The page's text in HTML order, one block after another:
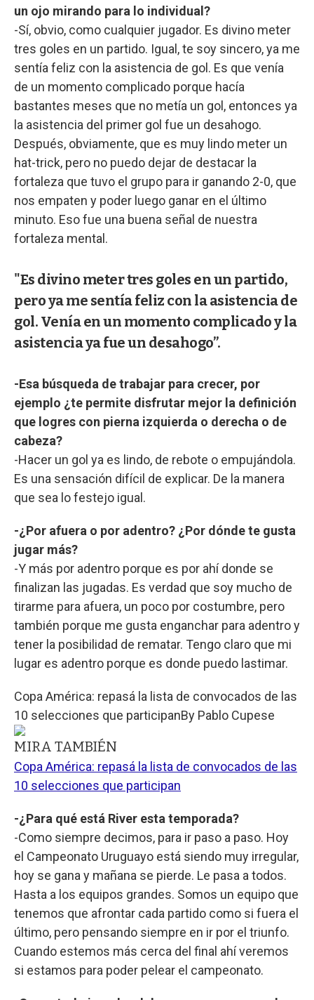
un ojo mirando para lo individual?
-Sí, obvio, como cualquier jugador. Es divino meter
tres goles en un partido. Igual, te soy sincero, ya me
sentía feliz con la asistencia de gol. Es que venía
de un momento complicado porque hacía
bastantes meses que no metía un gol, entonces ya
la asistencia del primer gol fue un desahogo.
Después, obviamente, que es muy lindo meter un
hat-trick, pero no puedo dejar de destacar la
fortaleza que tuvo el grupo para ir ganando 2-0, que
nos empaten y poder luego ganar en el último
minuto. Eso fue una buena señal de nuestra
fortaleza mental.
"Es divino meter tres goles en un partido,
pero ya me sentía feliz con la asistencia de
gol. Venía en un momento complicado y la
asistencia ya fue un desahogo”.
-Esa búsqueda de trabajar para crecer, por
ejemplo ¿te permite disfrutar mejor la definición
que logres con pierna izquierda o derecha o de
cabeza?
-Hacer un gol ya es lindo, de rebote o empujándola.
Es una sensación difícil de explicar. De la manera
que sea lo festejo igual.
-¿Por afuera o por adentro? ¿Por dónde te gusta
jugar más?
-Y más por adentro porque es por ahí donde se
finalizan las jugadas. Es verdad que soy mucho de
tirarme para afuera, un poco por costumbre, pero
también porque me gusta enganchar para adentro y
tener la posibilidad de rematar. Tengo claro que mi
lugar es adentro porque es donde puedo lastimar.
Copa América: repasá la lista de convocados de las
10 selecciones que participanBy Pablo Cupese
MIRA TAMBIÉN
Copa América: repasá la lista de convocados de las
10 selecciones que participan
-¿Para qué está River esta temporada?
-Como siempre decimos, para ir paso a paso. Hoy
el Campeonato Uruguayo está siendo muy irregular,
hoy se gana y mañana se pierde. Le pasa a todos.
Hasta a los equipos grandes. Somos un equipo que
tenemos que afrontar cada partido como si fuera el
último, pero pensando siempre en ir por el triunfo.
Cuando estemos más cerca del final ahí veremos
si estamos para poder pelear el campeonato.